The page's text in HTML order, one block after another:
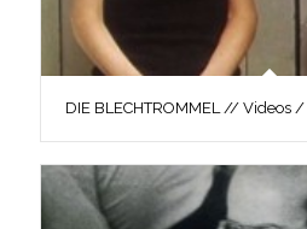
DIE BLECHTROMMEL // Videos